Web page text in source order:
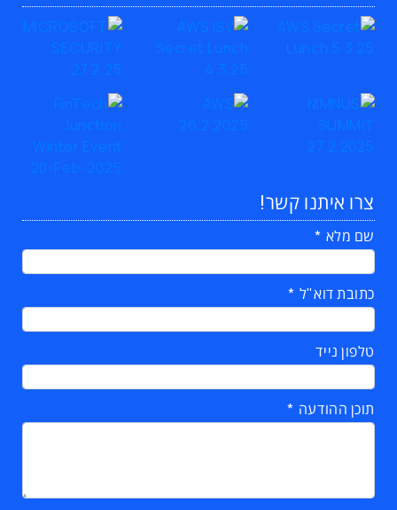
צרו איתנו קשר!
שם מלא
כתובת דוא"ל
טלפון נייד
תוכן ההודעה